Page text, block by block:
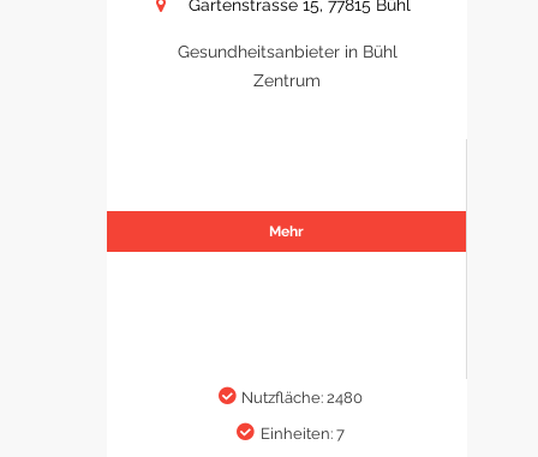
Gartenstrasse 15, 77815 Bühl
Gesundheitsanbieter in Bühl
Zentrum
Mehr
Nutzfläche: 2480
Einheiten: 7